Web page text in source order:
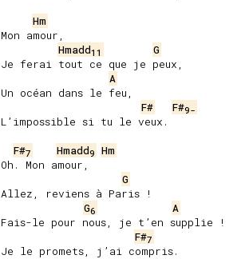
Hm
Mon amour,
Hmadd11
G
Je ferai tout ce que je peux,
A
Un océan dans le feu,
F#
F#9-
L’impossible si tu le veux.
F#7 Hmadd9 Hm
Oh. Mon amour,
G
Allez, reviens à Paris !
G6
A
Fais-le pour nous, je t’en supplie !
F#7
Je le promets, j’ai compris.